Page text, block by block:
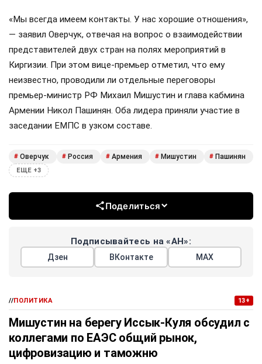
«Мы всегда имеем контакты. У нас хорошие отношения»,
— заявил Оверчук, отвечая на вопрос о взаимодействии
представителей двух стран на полях мероприятий в
Киргизии. При этом вице-премьер отметил, что ему
неизвестно, проводили ли отдельные переговоры
премьер-министр РФ Михаил Мишустин и глава кабмина
Армении Никол Пашинян. Оба лидера приняли участие в
заседании ЕМПС в узком составе.
# Оверчук # Россия # Армения # Мишустин # Пашинян
ЕЩЕ +3
Поделиться
Подписывайтесь на «АН»:
Дзен ВКонтакте МАХ
//ПОЛИТИКА 13+
Мишустин на берегу Иссык-Куля обсудил с
коллегами по ЕАЭС общий рынок,
цифровизацию и таможню